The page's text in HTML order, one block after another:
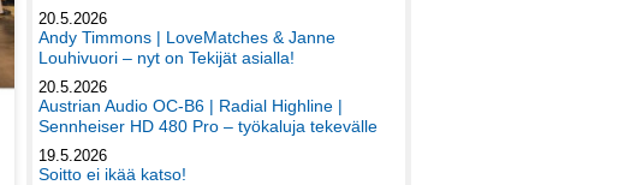
20.5.2026
Andy Timmons | LoveMatches & Janne
Louhivuori – nyt on Tekijät asialla!
20.5.2026
Austrian Audio OC-B6 | Radial Highline |
Sennheiser HD 480 Pro – työkaluja tekevälle
19.5.2026
Soitto ei ikää katso!